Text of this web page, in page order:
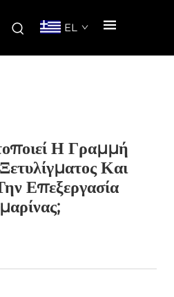
EL
Η Γραμμή
Και
Επεξεργασία